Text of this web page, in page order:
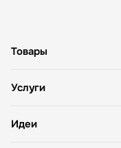
Товары
Услуги
Идеи